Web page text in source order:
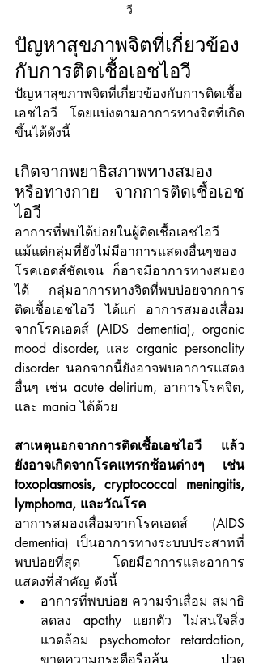
วี
ปัญหาสุขภาพจิตที่เกี่ยวข้อง
กับการติดเชื้อเอชไอวี
ปัญหาสุขภาพจิตที่เกี่ยวข้องกับการติดเชื้อ
เอชไอวี โดยแบ่งตามอาการทางจิตที่เกิด
ขึ้นได้ดังนี้
เกิดจากพยาธิสภาพทางสมอง
หรือทางกาย จากการติดเชื้อเอช
ไอวี
อาการที่พบได้บ่อยในผู้ติดเชื้อเอชไอวี
แม้แต่กลุ่มที่ยังไม่มีอาการแสดงอื่นๆของ
โรคเอดส์ชัดเจน ก็อาจมีอาการทางสมอง
ได้ กลุ่มอาการทางจิตที่พบบ่อยจากการ
ติดเชื้อเอชไอวี ได้แก่ อาการสมองเสื่อม
จากโรคเอดส์ (AIDS dementia), organic
mood disorder, และ organic personality
disorder นอกจากนี้ยังอาจพบอาการแสดง
อื่นๆ เช่น acute delirium, อาการโรคจิต,
และ mania ได้ด้วย
สาเหตุนอกจากการติดเชื้อเอชไอวี แล้ว
ยังอาจเกิดจากโรคแทรกซ้อนต่างๆ เช่น
toxoplasmosis, cryptococcal meningitis,
lymphoma, และวัณโรค
อาการสมองเสื่อมจากโรคเอดส์ (AIDS
dementia) เป็นอาการทางระบบประสาทที่
พบบ่อยที่สุด โดยมีอาการและอาการ
แสดงที่สำคัญ ดังนี้
อาการที่พบบ่อย ความจำเสื่อม สมาธิ
ลดลง apathy แยกตัว ไม่สนใจสิ่ง
แวดล้อม psychomotor retardation,
ขาดความกระตือรือล้น ปวด